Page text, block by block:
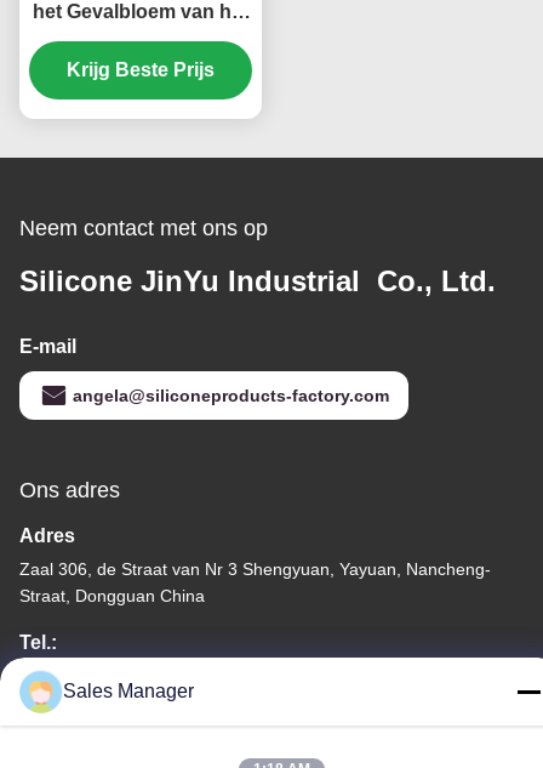
het Gevalbloem van het
Elektronikasilicone
Opgezette de Vaas
Afneembare Muur
Krijg Beste Prijs
Neem contact met ons op
Silicone JinYu Industrial Co., Ltd.
E-mail
angela@siliconeproducts-factory.com
Ons adres
Adres
Zaal 306, de Straat van Nr 3 Shengyuan, Yayuan, Nancheng-
Straat, Dongguan China
Tel.:
86--15028563200
Sales Manager